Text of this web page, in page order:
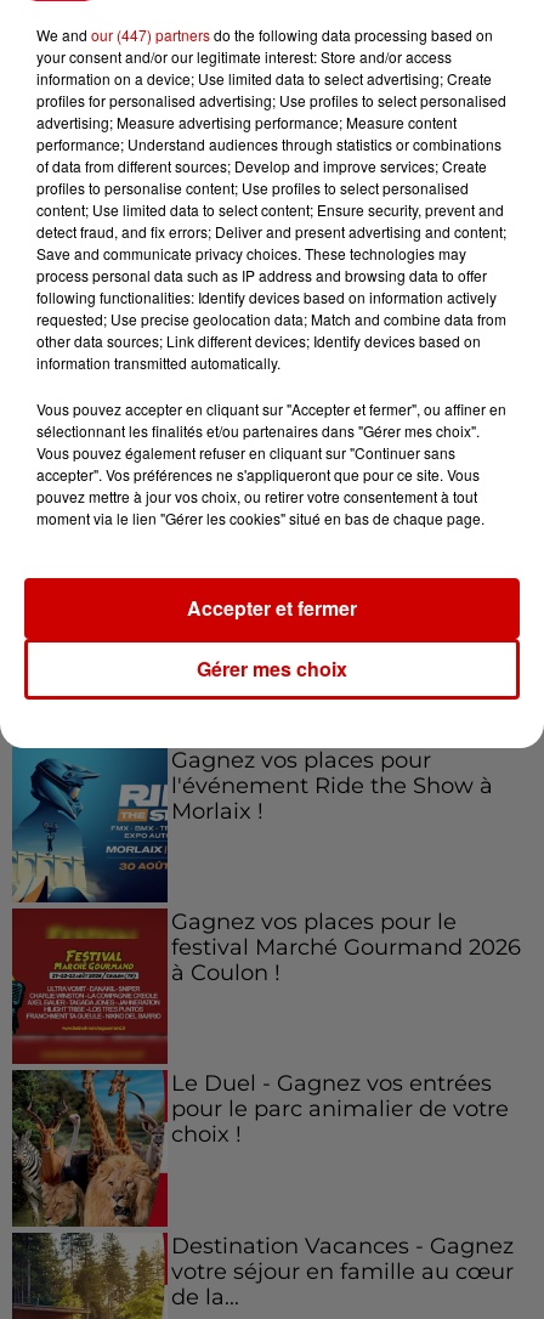
17h13
Le Grand Ouest passe en
vigilance orange canicule
15h48
Éclipse solaire : le vrai du faux
sur les lunettes de protection
14h47
Jouets antistress "Squishy" :
appel à la prudence après un
Jeux Voir plus
Gagnez vos places pour
l'événement Ride the Show à
Morlaix !
Gagnez vos places pour le
festival Marché Gourmand 2026
à Coulon !
Le Duel - Gagnez vos entrées
pour le parc animalier de votre
choix !
Destination Vacances - Gagnez
votre séjour en famille au cœur
de la...
We and our (447) partnersdo the following data processing based on
your consent and/or our legitimate interest: Store and/or access
information on a device; Use limited data to select advertising; Create
profiles for personalised advertising; Use profiles to select personalised
advertising; Measure advertising performance; Measure content
performance; Understand audiences through statistics or combinations
of data from different sources; Develop and improve services; Create
profiles to personalise content; Use profiles to select personalised
content; Use limited data to select content; Ensure security, prevent and
detect fraud, and fix errors; Deliver and present advertising and content;
Save and communicate privacy choices. These technologies may
process personal data such as IP address and browsing data to offer
following functionalities: Identify devices based on information actively
requested; Use precise geolocation data; Match and combine data from
other data sources; Link different devices; Identify devices based on
information transmitted automatically.
Vous pouvez accepter en cliquant sur "Accepter et fermer", ou affiner en
sélectionnant les finalités et/ou partenaires dans "Gérer mes choix".
Vous pouvez également refuser en cliquant sur "Continuer sans
accepter". Vos préférences ne s'appliqueront que pour ce site. Vous
pouvez mettre à jour vos choix, ou retirer votre consentement à tout
moment via le lien "Gérer les cookies" situé en bas de chaque page.
Gérer mes choix
Accepter et fermer